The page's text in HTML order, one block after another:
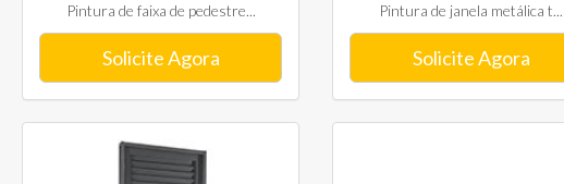
Pintura de faixa de pedestre...
Solicite Agora
Pintura de janela metálica t...
Solicite Agora